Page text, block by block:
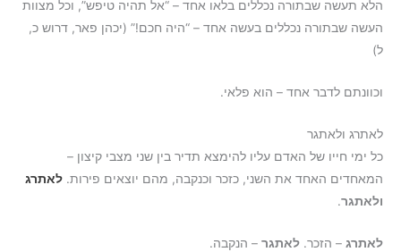
הלא תעשה שבתורה נכללים בלאו אחד – “אל תהיה טיפש”, וכל מצוות
העשה שבתורה נכללים בעשה אחד – “היה חכם!” (יכהן פאר, דרוש כ,
ל)
וכוונתם לדבר אחד – הוא פלאי.
לאתרג ולאתגר
כל ימי חייו של האדם עליו להימצא תדיר בין שני מצבי קיצון –
המאחדים האחד את השני, כזכר וכנקבה, מהם יוצאים פירות. לאתרג
ולאתגר.
לאתרג – הזכר. לאתגר – הנקבה.